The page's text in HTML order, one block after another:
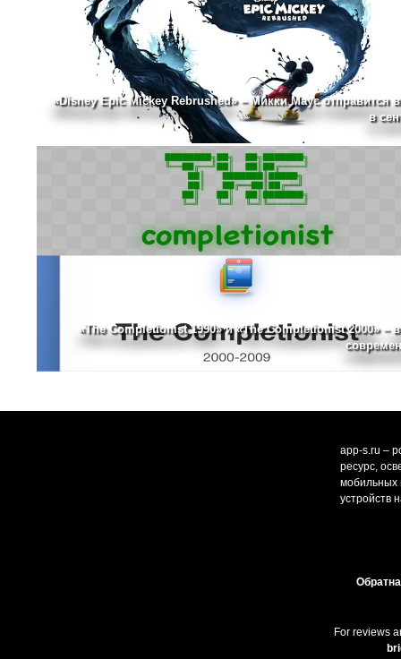
«Disney Epic Mickey Rebrushed» – Микки Маус отправится
в
«The Completionist 1990» и «The Completionist 2000» –
app-s.ru –
ресурс,
мобильных
устройств
For reviews